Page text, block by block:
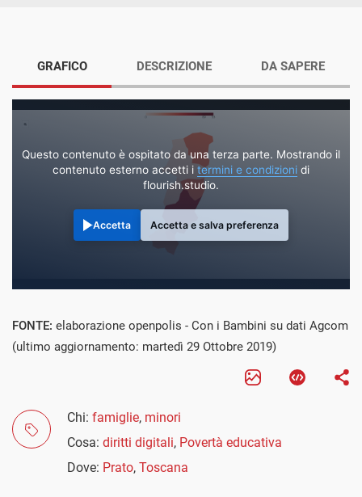
GRAFICO
Questo contenuto è ospitato da una terza parte. Mostrando il
contenuto esterno accetti i termini e condizioni di
flourish.studio.
Accetta Accetta e salva preferenza
DESCRIZIONE DA SAPERE
FONTE: elaborazione openpolis - Con i Bambini su dati Agcom
(ultimo aggiornamento: martedì 29 Ottobre 2019)
Chi: famiglie, minori
Cosa: diritti digitali, Povertà educativa
Dove: Prato, Toscana